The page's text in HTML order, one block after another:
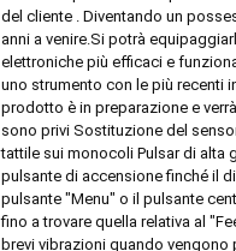
del cliente . Diventando un
anni a venire.Si potrà
elettroniche più efficaci e
uno strumento con le più recenti
prodotto è in preparazione e
sono privi Sostituzione del
tattile sui monocoli Pulsar di alta
pulsante di accensione finché il
pulsante "Menu" o il pulsante
fino a trovare quella relativa al
brevi vibrazioni quando